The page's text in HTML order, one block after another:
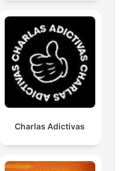
Charlas Adictivas